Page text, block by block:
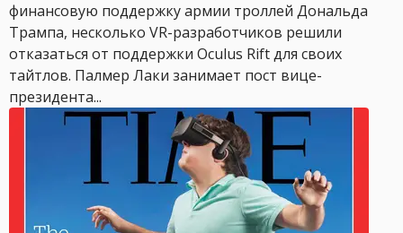
финансовую поддержку армии троллей Дональда
Трампа, несколько VR-разработчиков решили
отказаться от поддержки Oculus Rift для своих
тайтлов. Палмер Лаки занимает пост вице-
президента...